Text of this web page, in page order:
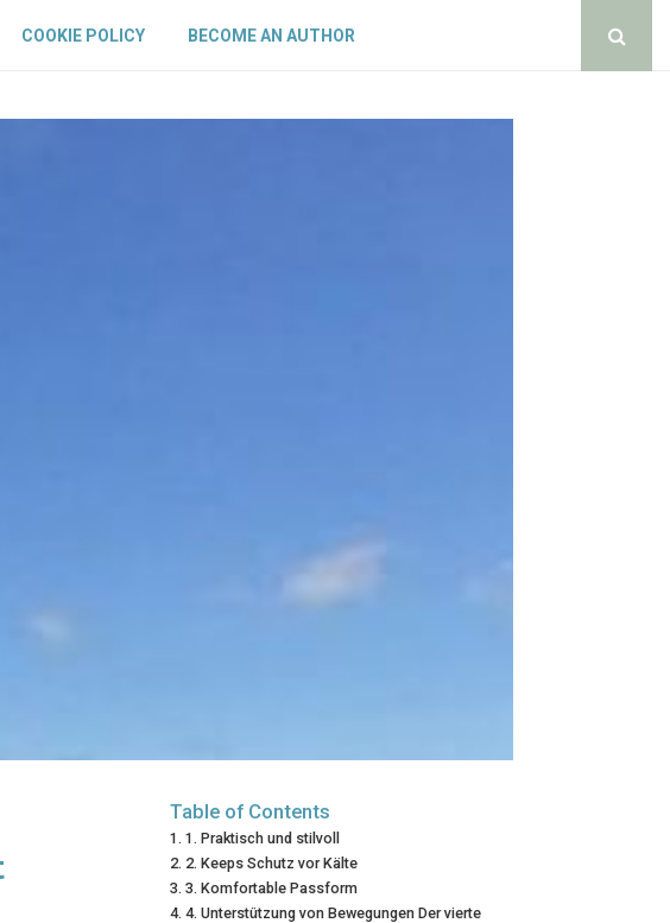
COOKIE POLICY BECOME AN AUTHOR
Table of Contents
1. Praktisch und stilvoll
2. Keeps Schutz vor Kälte
3. Komfortable Passform
4. Unterstützung von Bewegungen Der vierte